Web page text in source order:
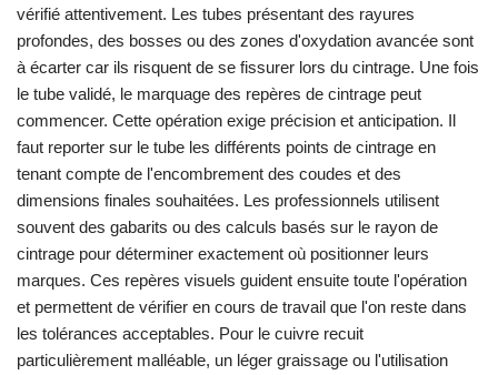
vérifié attentivement. Les tubes présentant des rayures
profondes, des bosses ou des zones d'oxydation avancée sont
à écarter car ils risquent de se fissurer lors du cintrage. Une fois
le tube validé, le marquage des repères de cintrage peut
commencer. Cette opération exige précision et anticipation. Il
faut reporter sur le tube les différents points de cintrage en
tenant compte de l'encombrement des coudes et des
dimensions finales souhaitées. Les professionnels utilisent
souvent des gabarits ou des calculs basés sur le rayon de
cintrage pour déterminer exactement où positionner leurs
marques. Ces repères visuels guident ensuite toute l'opération
et permettent de vérifier en cours de travail que l'on reste dans
les tolérances acceptables. Pour le cuivre recuit
particulièrement malléable, un léger graissage ou l'utilisation